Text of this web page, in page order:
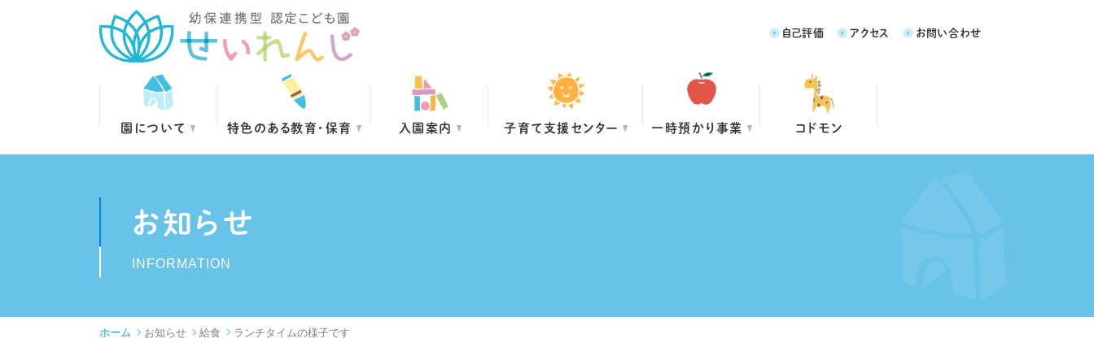
園について 特色のある教育・保育 入園案内 子育て支援センター 一時預かり事業 コドモン
自己評価 アクセス お問い合わせ
お知らせ
INFORMATION
ホーム お知らせ 給食 ランチタイムの様子です